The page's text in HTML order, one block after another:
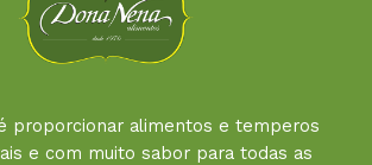
proporcionar alimentos e temperos
e com muito sabor para todas as